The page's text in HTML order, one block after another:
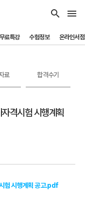
search menu
무료특강 수험정보 온라인서점
료 합격수기
격시험 시행계획
험 시행계획 공고.pdf